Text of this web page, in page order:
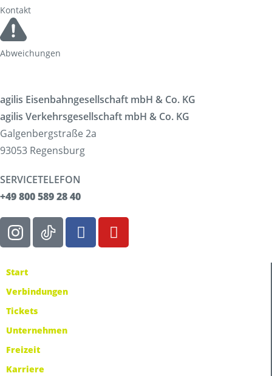
Kontakt
Abweichungen
agilis Eisenbahngesellschaft mbH & Co. KG
agilis Verkehrsgesellschaft mbH & Co. KG
Galgenbergstraße 2a
93053 Regensburg
SERVICETELEFON
+49 800 589 28 40
Start
Verbindungen
Tickets
Unternehmen
Freizeit
Karriere